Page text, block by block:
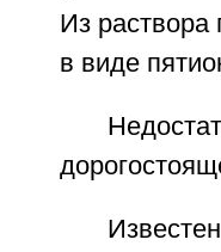
Из раствора
в виде